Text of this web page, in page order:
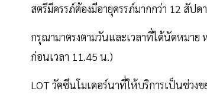
สตรีมีครรภ์ต้องมีอายุครรภ์มากกว่า 12 สัปด
กรุณามาตรงตามวันและเวลาที่ได้นัดหมาย
ก่อนเวลา 11.45 น.)
LOT วัคซีนโมเดอร์นาที่ให้บริการเป็นช่วง